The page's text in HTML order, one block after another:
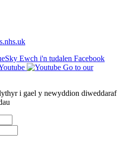
Ewch i'n tudalen Facebook
Go to our
i gael y newyddion diweddaraf